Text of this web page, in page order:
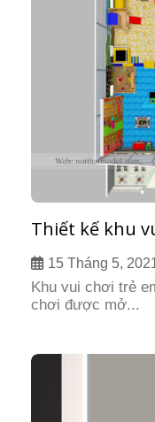
Thiết kế khu
xưởng
15 Tháng 5,
Khu vui chơi trẻ
chơi được mở...